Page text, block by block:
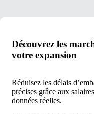
Découvrez les
votre expansion
Réduisez les délais
précises grâce aux
données réelles.